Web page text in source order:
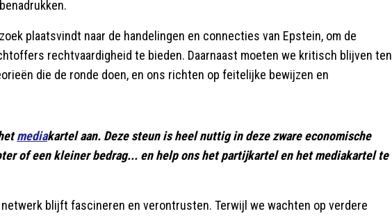
plaatsvindt naar de handelingen en connecties van Epstein, om de
rechtvaardigheid te bieden. Daarnaast moeten we kritisch blijven ten
die de ronde doen, en ons richten op feitelijke bewijzen en
mediakartel aan. Deze steun is heel nuttig in deze zware economische
of een kleiner bedrag... en help ons het partijkartel en het mediakartel te
blijft fascineren en verontrusten. Terwijl we wachten op verdere